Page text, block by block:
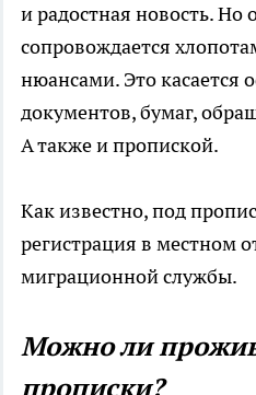
и радостная новость. Но
сопровождается
нюансами. Это касается
документов, бумаг,
А также и пропиской.
Как известно, под
регистрация в местном
миграционной службы.
Можно ли